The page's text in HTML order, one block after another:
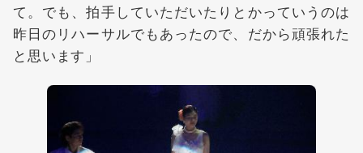
て。でも、拍手していただいたりとかっていうのは
昨日のリハーサルでもあったので、だから頑張れた
と思います」